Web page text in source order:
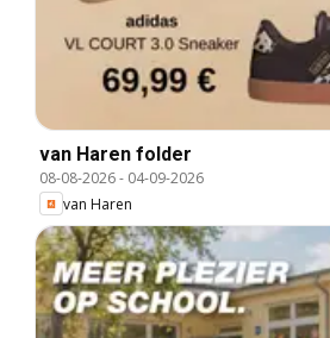
van Haren folder
08-08-2026- 04-09-2026
van Haren